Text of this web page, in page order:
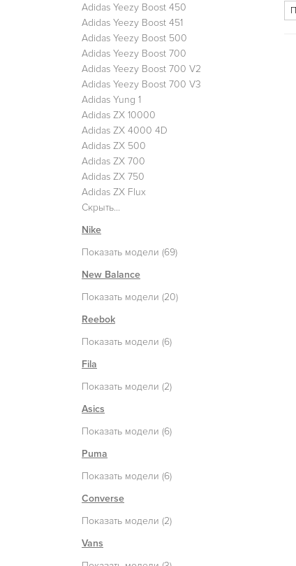
Adidas Yeezy Boost 450
Adidas Yeezy Boost 451
Adidas Yeezy Boost 500
Adidas Yeezy Boost 700
Adidas Yeezy Boost 700 V2
Adidas Yeezy Boost 700 V3
Adidas Yung 1
Adidas ZX 10000
Adidas ZX 4000 4D
Adidas ZX 500
Adidas ZX 700
Adidas ZX 750
Adidas ZX Flux
Скрыть...
Nike
Показать модели (69)
New Balance
Показать модели (20)
Reebok
Показать модели (6)
Fila
Показать модели (2)
Asics
Показать модели (6)
Puma
Показать модели (6)
Converse
Показать модели (2)
Vans